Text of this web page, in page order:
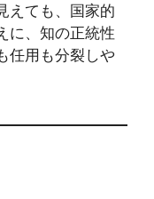
えても、国家的
に、知の正統性
任用も分裂しや